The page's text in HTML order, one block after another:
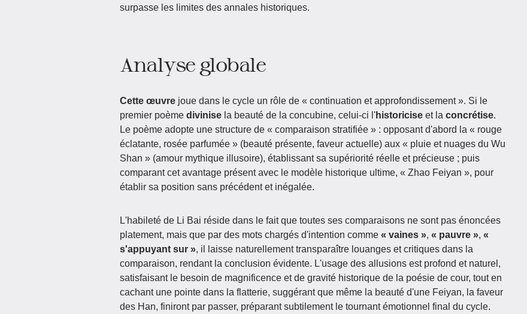
surpasse les limites des annales historiques.
Analyse globale
Cette œuvre joue dans le cycle un rôle de « continuation et approfondissement ». Si le
premier poème divinise la beauté de la concubine, celui-ci l'historicise et la concrétise.
Le poème adopte une structure de « comparaison stratifiée » : opposant d'abord la « rouge
éclatante, rosée parfumée » (beauté présente, faveur actuelle) aux « pluie et nuages du Wu
Shan » (amour mythique illusoire), établissant sa supériorité réelle et précieuse ; puis
comparant cet avantage présent avec le modèle historique ultime, « Zhao Feiyan », pour
établir sa position sans précédent et inégalée.
L'habileté de Li Bai réside dans le fait que toutes ses comparaisons ne sont pas énoncées
platement, mais que par des mots chargés d'intention comme « vaines », « pauvre », «
s'appuyant sur », il laisse naturellement transparaître louanges et critiques dans la
comparaison, rendant la conclusion évidente. L'usage des allusions est profond et naturel,
satisfaisant le besoin de magnificence et de gravité historique de la poésie de cour, tout en
cachant une pointe dans la flatterie, suggérant que même la beauté d'une Feiyan, la faveur
des Han, finiront par passer, préparant subtilement le tournant émotionnel final du cycle.